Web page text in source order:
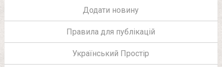
Додати новину
Правила для публікацій
Український Простір